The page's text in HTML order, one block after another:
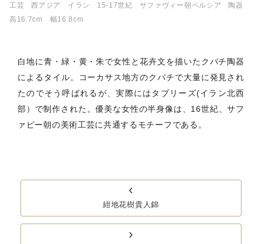
工芸 西アジア イラン 15‐17世紀 サファヴィー朝ペルシア
陶器
高16.7cm 幅16.8cm
白地に青・緑・黄・朱で女性と花卉文を描いたクバチ陶器
によるタイル。コーカサス地方のクバチで大量に発見され
たのでそう呼ばれるが、実際にはタブリーズ(イラン北西
部）で制作された。優美な女性の半身像は、16世紀、サフ
ァビー朝の美術工芸に共通するモチーフである。
‹
紺地花樹貴人錦
›